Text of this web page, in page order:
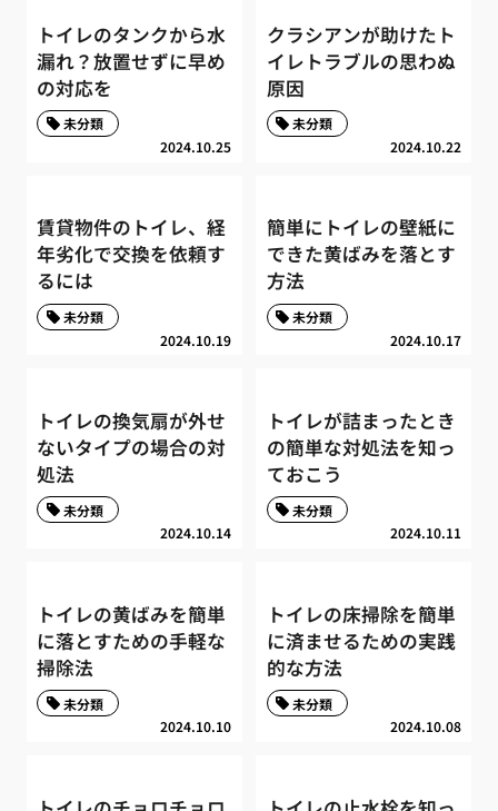
トイレのタンクから水
漏れ？放置せずに早め
の対応を
2024.10.25
未分類
クラシアンが助けたト
イレトラブルの思わぬ
原因
2024.10.22
未分類
賃貸物件のトイレ、経
年劣化で交換を依頼す
るには
2024.10.19
未分類
簡単にトイレの壁紙に
できた黄ばみを落とす
方法
2024.10.17
未分類
トイレの換気扇が外せ
ないタイプの場合の対
処法
2024.10.14
未分類
トイレが詰まったとき
の簡単な対処法を知っ
ておこう
2024.10.11
未分類
トイレの黄ばみを簡単
に落とすための手軽な
掃除法
2024.10.10
未分類
トイレの床掃除を簡単
に済ませるための実践
的な方法
2024.10.08
未分類